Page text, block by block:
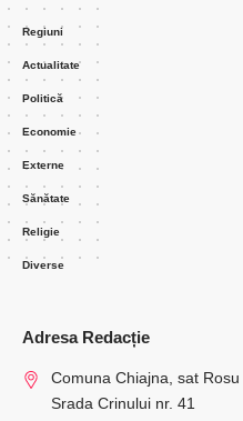
Regiuni
Actualitate
Politică
Economie
Externe
Sănătate
Religie
Diverse
Adresa Redacție
Comuna Chiajna, sat Rosu
Srada Crinului nr. 41